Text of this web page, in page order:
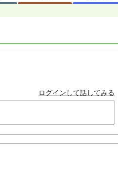
ログインして話してみる